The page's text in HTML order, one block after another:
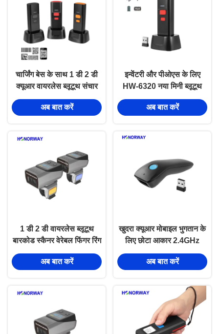
चार्जिंग बेस के साथ 1 डी 2 डी
क्यूआर वायरलेस ब्लूटूथ संचार
हैंडहेल्ड पोर्टेबल बारकोड स्कैनर
रीडर
अब बात करें
इन्वेंटरी और पीओएस के लिए
HW-6320 नया मिनी ब्लूटूथ
2.4G वायरलेस पोर्टेबल बारकोड
स्कैनर क्रैडल के साथ
अब बात करें
1 डी 2 डी वायरलेस ब्लूटूथ
बारकोड स्कैनर वेरेबल फिंगर रिंग
डिजाइन गोदामों के लिए
अब बात करें
खुदरा क्यूआर मोबाइल भुगतान के
लिए छोटा आकार 2.4GHz
पोर्टेबल वायरलेस बारकोड स्कैनर
अब बात करें